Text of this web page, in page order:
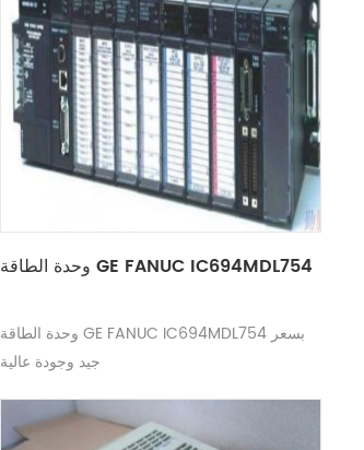
وحدة الطاقة GE FANUC IC694MDL754
وحدة الطاقة GE FANUC IC694MDL754 بسعر
جيد وجودة عالية